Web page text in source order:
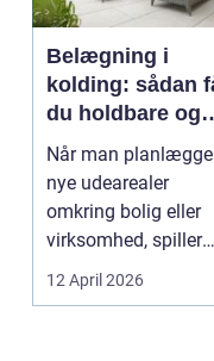
Belægning i
kolding: sådan
du holdbare og
flotte udearealer
Når man
nye udearealer
omkring bolig eller
virksomhed, spiller
belægningen en helt
centra...
12 April 2026